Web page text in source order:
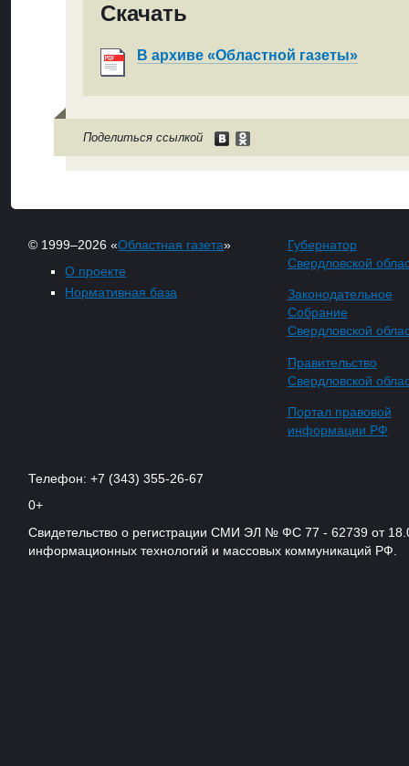
Скачать
В архиве «Областной газеты»
Поделиться ссылкой
© 1999–2026 «Областная газета»
О проекте
Нормативная база
Губернатор
Свердловской
Законодательное
Собрание
Свердловской
Правительство
Свердловской
Портал правовой
информации РФ
Телефон: +7 (343) 355-26-67
0+
Свидетельство о регистрации СМИ ЭЛ № ФС 77 - 62739 от
информационных технологий и массовых коммуникаций РФ.